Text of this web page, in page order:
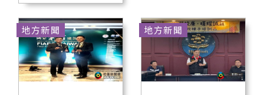
地方新聞 地方新聞